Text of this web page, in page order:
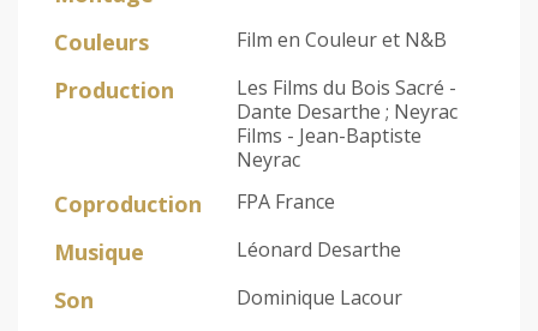
Couleurs Film en Couleur et N&B
Production
Les Films du Bois Sacré -
Dante Desarthe ; Neyrac
Films - Jean-Baptiste
Neyrac
Coproduction FPA France
Musique Léonard Desarthe
Son Dominique Lacour